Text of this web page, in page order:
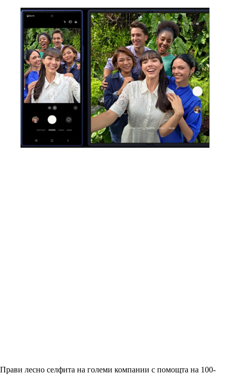
Прави лесно селфита на големи компании с помощта на 100-